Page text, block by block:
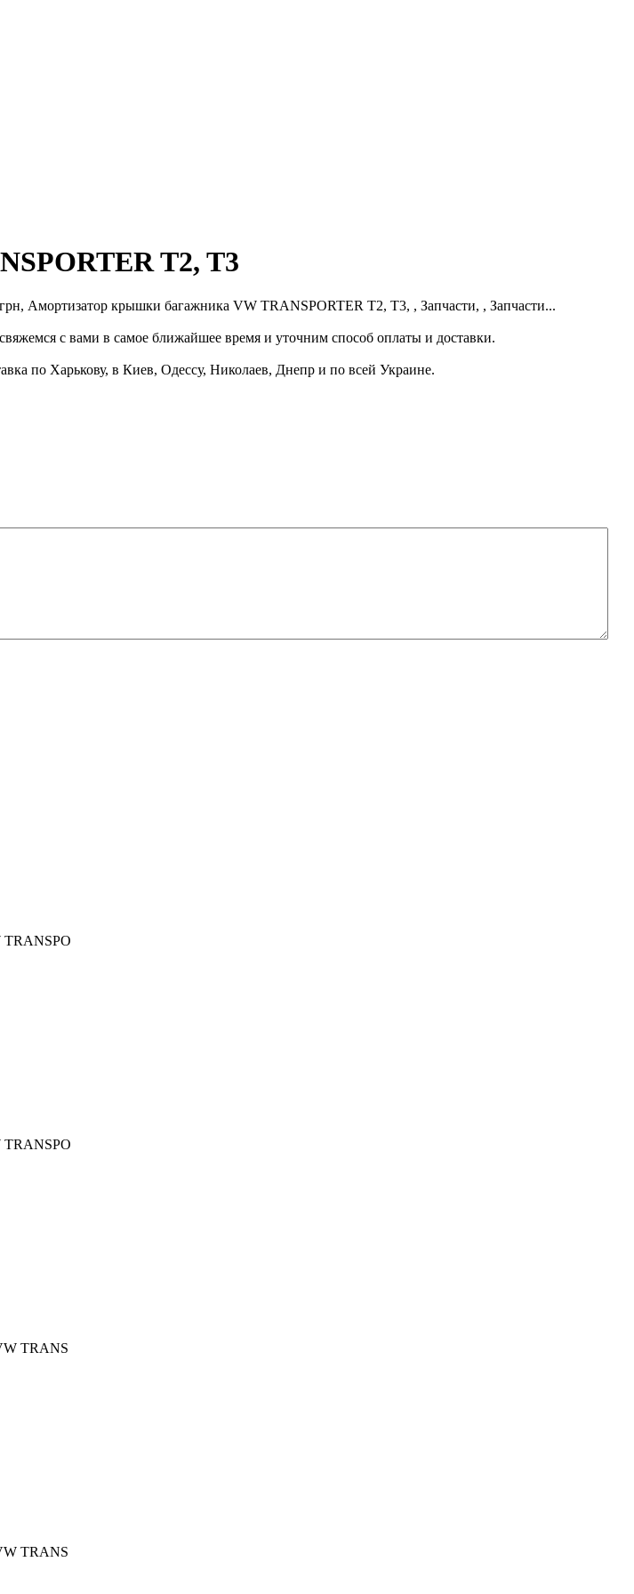
T2, T3
Амортизатор крышки багажника VW TRANSPORTER T2, T3, , Запчасти, , Запчасти...
с вами в самое ближайшее время и уточним способ оплаты и доставки.
по Харькову, в Киев, Одессу, Николаев, Днепр и по всей Украине.
TRANSPO
TRANSPO
TRANS
TRANS